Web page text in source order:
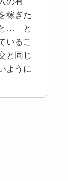
稼ぎた
…」と
いるこ
と同じ
ように